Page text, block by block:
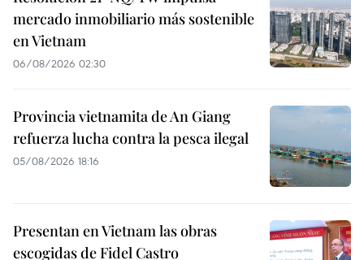
mercado inmobiliario más sostenible
en Vietnam
06/08/2026 02:30
Provincia vietnamita de An Giang
refuerza lucha contra la pesca ilegal
05/08/2026 18:16
Presentan en Vietnam las obras
escogidas de Fidel Castro